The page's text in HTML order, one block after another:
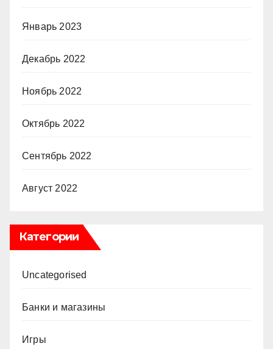
Январь 2023
Декабрь 2022
Ноябрь 2022
Октябрь 2022
Сентябрь 2022
Август 2022
Категории
Uncategorised
Банки и магазины
Игры